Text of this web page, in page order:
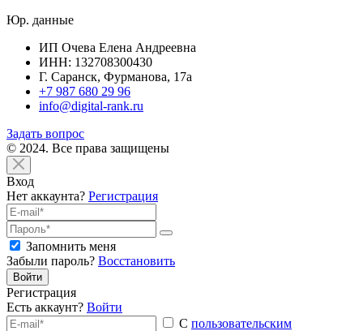
Юр. данные
ИП Очева Елена Андреевна
ИНН: 132708300430
Г. Саранск, Фурманова, 17а
+7 987 680 29 96
info@digital-rank.ru
Задать вопрос
© 2024. Все права защищены
Вход
Нет аккаунта? Регистрация
Запомнить меня
Забыли пароль? Восстановить
Войти
Регистрация
Есть аккаунт? Войти
С пользовательским